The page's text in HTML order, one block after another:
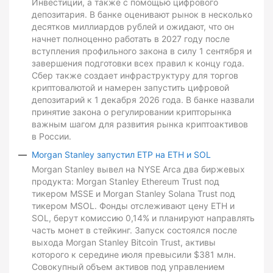
Инвестиции, а также с помощью цифрового
депозитария. В банке оценивают рынок в несколько
десятков миллиардов рублей и ожидают, что он
начнет полноценно работать в 2027 году после
вступления профильного закона в силу 1 сентября и
завершения подготовки всех правил к концу года.
Сбер также создает инфраструктуру для торгов
криптовалютой и намерен запустить цифровой
депозитарий к 1 декабря 2026 года. В банке назвали
принятие закона о регулировании крипторынка
важным шагом для развития рынка криптоактивов
в России.
Morgan Stanley запустил ETP на ETH и SOL
Morgan Stanley вывел на NYSE Arca два биржевых
продукта: Morgan Stanley Ethereum Trust под
тикером MSSE и Morgan Stanley Solana Trust под
тикером MSOL. Фонды отслеживают цену ETH и
SOL, берут комиссию 0,14% и планируют направлять
часть монет в стейкинг. Запуск состоялся после
выхода Morgan Stanley Bitcoin Trust, активы
которого к середине июля превысили $381 млн.
Совокупный объем активов под управлением